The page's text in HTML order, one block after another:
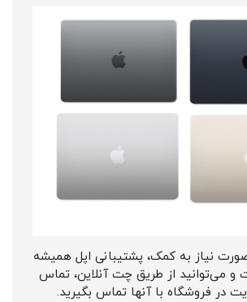
صورت نیاز به کمک، پشتیبانی اپل همیشه
می‌توانید از طریق چت آنلاین، تماس
در فروشگاه با آنها تماس بگیرید.